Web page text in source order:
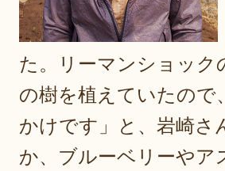
た。リーマンショック
の樹を植えていたので
かけです」と、岩崎さ
か、ブルーベリーやア